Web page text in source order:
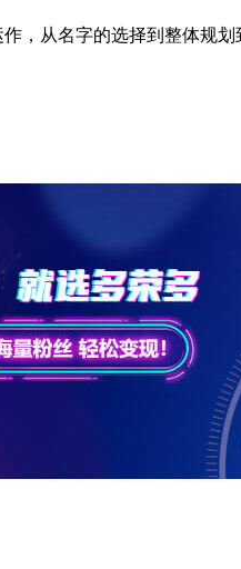
从名字的选择到整体规划